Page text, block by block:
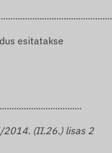
esitatakse
2014. (II.26.)lisas 2